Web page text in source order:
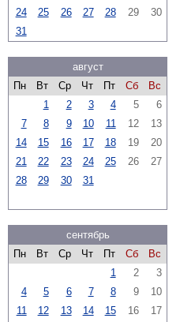
24
25 26 27 28 29
30
31
август
Пн
Вт Ср Чт Пт Сб
Вс
1
2 3 4 5
6
7
8 9 10 11 12
13
14
15 16 17 18 19
20
21
22 23 24 25 26
27
28
29 30 31
сентябрь
Пн
Вт Ср Чт Пт Сб
Вс
1
2
3
4
5 6 7 8 9
10
11
12 13 14 15 16
17